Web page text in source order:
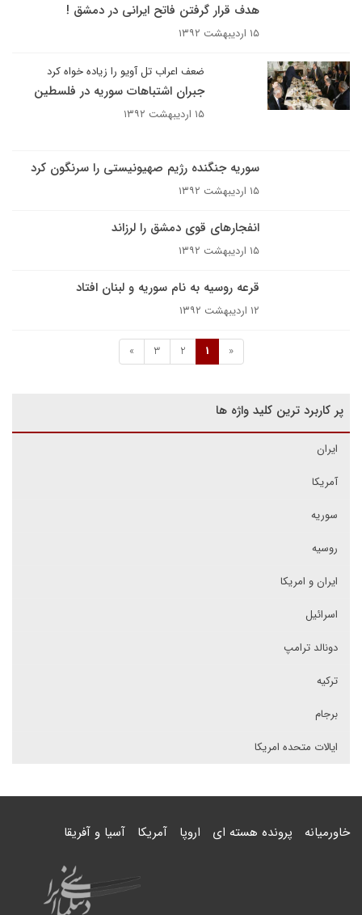
هدف قرار گرفتن فاتح ایرانی در دمشق !
۱۵ اردیبهشت ۱۳۹۲
ضعف اعراب تل آویو را زیاده خواه کرد
جبران اشتباهات سوریه در فلسطین
۱۵ اردیبهشت ۱۳۹۲
سوریه جنگنده رژیم صهیونیستی را سرنگون کرد
۱۵ اردیبهشت ۱۳۹۲
انفجارهای قوی دمشق را لرزاند
۱۵ اردیبهشت ۱۳۹۲
قرعه روسیه به نام سوریه و لبنان افتاد
۱۲ اردیبهشت ۱۳۹۲
«
1
2
3
»
پر کاربرد ترین کلید واژه ها
ایران
آمریکا
سوریه
روسیه
ایران و امریکا
اسرائیل
دونالد ترامپ
ترکیه
برجام
ایالات متحده امریکا
خاورمیانه پرونده هسته ای اروپا آمریکا آسیا و آفریقا